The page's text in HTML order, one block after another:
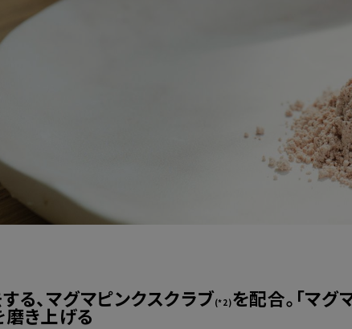
る、マグマピンクスクラブ(*2)を配合。「マ
磨き上げる